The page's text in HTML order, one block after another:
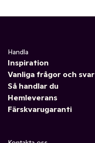
Handla
Inspiration
Vanliga frågor och svar
Så handlar du
Hemleverans
Färskvarugaranti